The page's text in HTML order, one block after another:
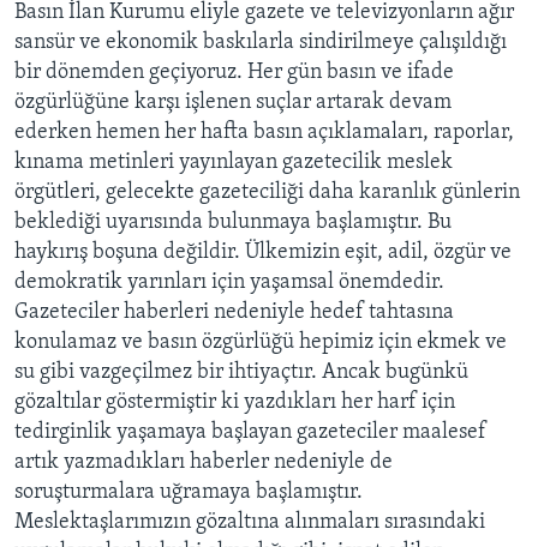
Basın İlan Kurumu eliyle gazete ve televizyonların ağır
sansür ve ekonomik baskılarla sindirilmeye çalışıldığı
bir dönemden geçiyoruz. Her gün basın ve ifade
özgürlüğüne karşı işlenen suçlar artarak devam
ederken hemen her hafta basın açıklamaları, raporlar,
kınama metinleri yayınlayan gazetecilik meslek
örgütleri, gelecekte gazeteciliği daha karanlık günlerin
beklediği uyarısında bulunmaya başlamıştır. Bu
haykırış boşuna değildir. Ülkemizin eşit, adil, özgür ve
demokratik yarınları için yaşamsal önemdedir.
Gazeteciler haberleri nedeniyle hedef tahtasına
konulamaz ve basın özgürlüğü hepimiz için ekmek ve
su gibi vazgeçilmez bir ihtiyaçtır. Ancak bugünkü
gözaltılar göstermiştir ki yazdıkları her harf için
tedirginlik yaşamaya başlayan gazeteciler maalesef
artık yazmadıkları haberler nedeniyle de
soruşturmalara uğramaya başlamıştır.
Meslektaşlarımızın gözaltına alınmaları sırasındaki